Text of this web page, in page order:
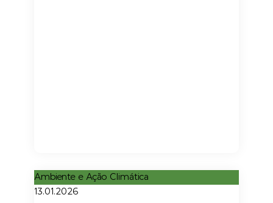
Ambiente e Ação Climática
13.01.2026